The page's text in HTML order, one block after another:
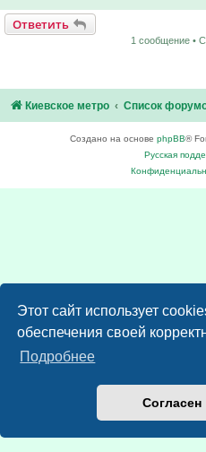
Этот сайт использует
обеспечения своей
Подробнее
Согласен
и
е
Ответить
1 сообщение •
Киевское метро Список
Создано на основе phpBB®
Русская